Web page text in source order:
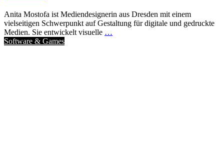
Anita Mostofa ist Mediendesignerin aus Dresden mit einem
vielseitigen Schwerpunkt auf Gestaltung für digitale und gedruckte
Medien. Sie entwickelt visuelle …
Software & Games